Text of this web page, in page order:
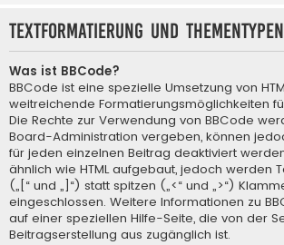
Textformatierung und Thementypen
Was ist BBCode?
BBCode ist eine spezielle Umsetzung von
weitreichende Formatierungsmöglichkeiten
Die Rechte zur Verwendung von BBCode
Board-Administration vergeben, können
für jeden einzelnen Beitrag deaktiviert
ähnlich wie HTML aufgebaut, jedoch werden
(„[“ und „]“) statt spitzen („<“ und „>“)
eingeschlossen. Weitere Informationen zu
auf einer speziellen Hilfe-Seite, die von der
Beitragserstellung aus zugänglich ist.